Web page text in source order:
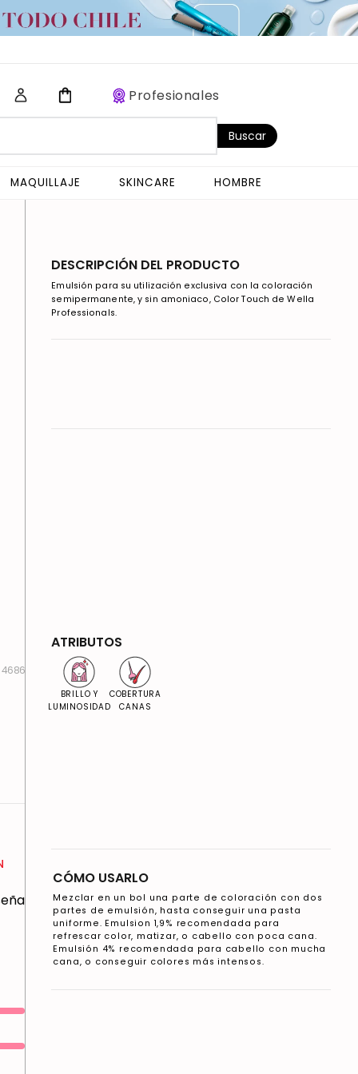
Profesionales
Buscar
MAQUILLAJE SKINCARE HOMBRE
4686
DESCRIPCIÓN DEL PRODUCTO
Emulsión para su utilización exclusiva con la coloración
semipermanente, y sin amoniaco, Color Touch de Wella
Professionals.
ATRIBUTOS
BRILLO Y
LUMINOSIDAD
COBERTURA
CANAS
CÓMO USARLO
Mezclar en un bol una parte de coloración con dos
partes de emulsión, hasta conseguir una pasta
uniforme. Emulsion 1,9% recomendada para
refrescar color, matizar, o cabello con poca cana.
Emulsión 4% recomendada para cabello con mucha
cana, o conseguir colores más intensos.